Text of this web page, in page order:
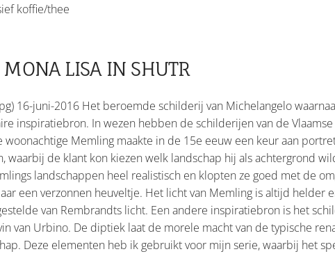
koffie/thee
LISA IN SHUTR
16-juni-2016 Het beroemde schilderij van Michelangelo
inspiratiebron. In wezen hebben de schilderijen van de
Memling maakte in de 15e eeuw een keur aan
waarbij de klant kon kiezen welk landschap hij als achtergrond
landschappen heel realistisch en klopten ze goed met de
een verzonnen heuveltje. Het licht van Memling is altijd helder
van Rembrandts licht. Een andere inspiratiebron is het
van Urbino. De diptiek laat de morele macht van de typische
Deze elementen heb ik gebruikt voor mijn serie, waarbij het